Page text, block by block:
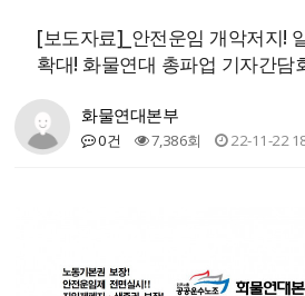
[보도자료]_안전운임 개악저지!
확대! 화물연대 총파업 기자간담
화물연대본부
0건 7,386회 22-11-22